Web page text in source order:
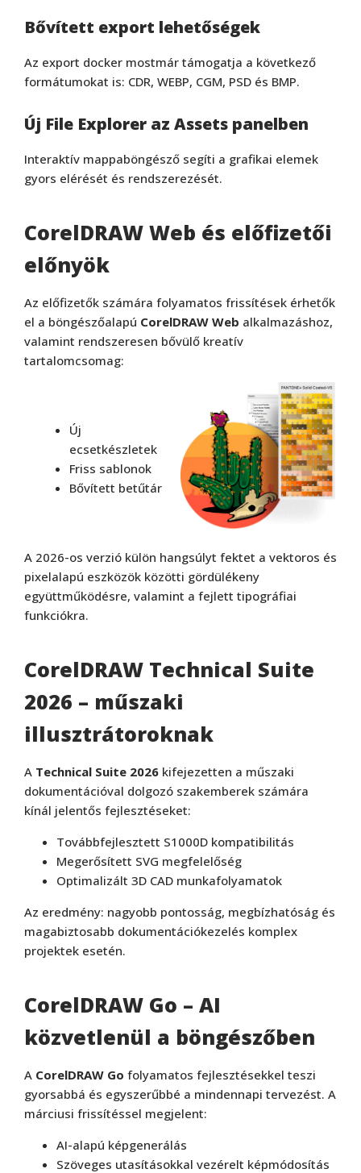
Bővített export lehetőségek
Az export docker mostmár támogatja a következő
formátumokat is: CDR, WEBP, CGM, PSD és BMP.
Új File Explorer az Assets panelben
Interaktív mappaböngésző segíti a grafikai elemek
gyors elérését és rendszerezését.
CorelDRAW Web és előfizetői
előnyök
Az előfizetők számára folyamatos frissítések érhetők
el a böngészőalapú CorelDRAW Web alkalmazáshoz,
valamint rendszeresen bővülő kreatív
tartalomcsomag:
Új
ecsetkészletek
Friss sablonok
Bővített betűtár
A 2026-os verzió külön hangsúlyt fektet a vektoros és
pixelalapú eszközök közötti gördülékeny
együttműködésre, valamint a fejlett tipográfiai
funkciókra.
CorelDRAW Technical Suite
2026 – műszaki
illusztrátoroknak
A Technical Suite 2026 kifejezetten a műszaki
dokumentációval dolgozó szakemberek számára
kínál jelentős fejlesztéseket:
Továbbfejlesztett S1000D kompatibilitás
Megerősített SVG megfelelőség
Optimalizált 3D CAD munkafolyamatok
Az eredmény: nagyobb pontosság, megbízhatóság és
magabiztosabb dokumentációkezelés komplex
projektek esetén.
CorelDRAW Go – AI
közvetlenül a böngészőben
A CorelDRAW Go folyamatos fejlesztésekkel teszi
gyorsabbá és egyszerűbbé a mindennapi tervezést. A
márciusi frissítéssel megjelent:
AI-alapú képgenerálás
Szöveges utasításokkal vezérelt képmódosítás